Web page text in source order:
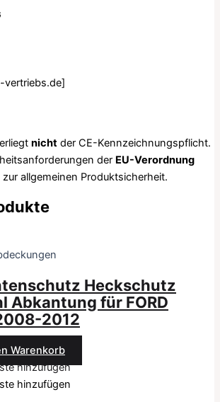
vertriebs.de]
nicht der CE-Kennzeichnungspflicht.
der EU-Verordnung
zur allgemeinen Produktsicherheit.
Heckschutz
Abkantung für FORD
2012
Warenkorb
hinzufügen
hinzufügen